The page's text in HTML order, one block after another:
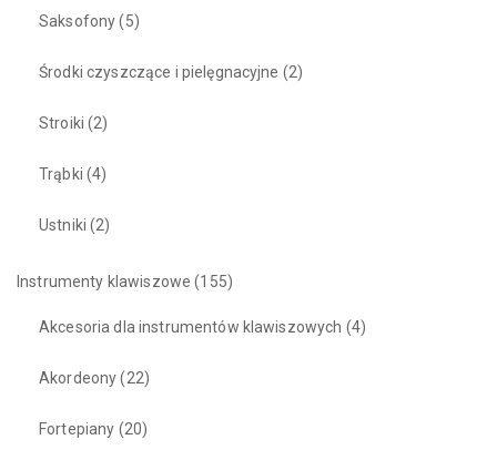
Saksofony(5)
Środki czyszczące i pielęgnacyjne (2)
Stroiki (2)
Trąbki (4)
Ustniki (2)
Instrumenty klawiszowe (155)
Akcesoria dla instrumentów klawiszowych (4)
Akordeony(22)
Fortepiany (20)